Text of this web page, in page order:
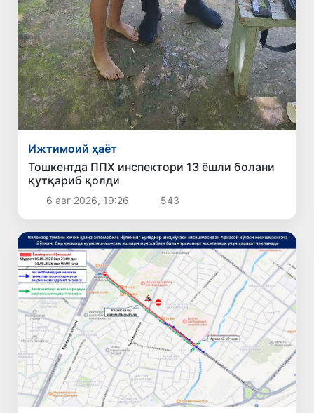
Ижтимоий ҳаёт
Тошкентда ППХ инспектори 13 ёшли болани
қутқариб қолди
6 авг 2026, 19:26 543